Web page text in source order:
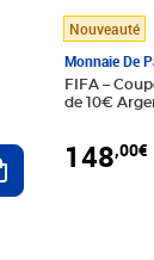
Ajouter au panier
Nouveauté
Monnaie De
FIFA –
de 10€
148,00€